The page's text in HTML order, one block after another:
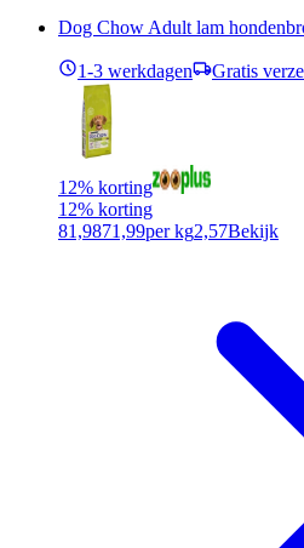
Dog Chow Adult lam
1-3 werkdagen Gratis
12% korting
12% korting
81,9871,99per kg2,57Bekijk